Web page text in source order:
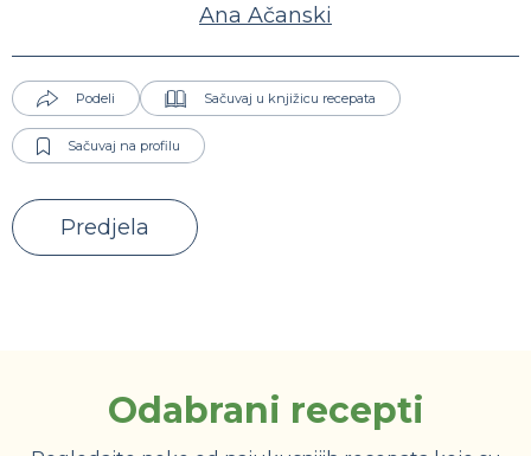
Ana Ačanski
Podeli Sačuvaj u knjižicu recepata
Sačuvaj na profilu
Predjela
Odabrani recepti